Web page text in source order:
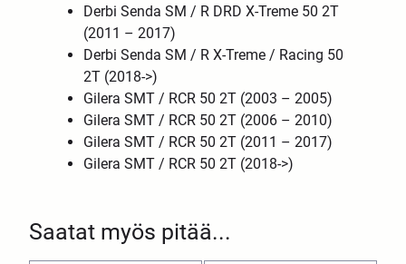
Saatat myös pitää...
Derbi Senda SM / R DRD X-Treme 50 2T
(2011 – 2017)
Derbi Senda SM / R X-Treme / Racing 50
2T (2018->)
Gilera SMT / RCR 50 2T (2003 – 2005)
Gilera SMT / RCR 50 2T (2006 – 2010)
Gilera SMT / RCR 50 2T (2011 – 2017)
Gilera SMT / RCR 50 2T (2018->)